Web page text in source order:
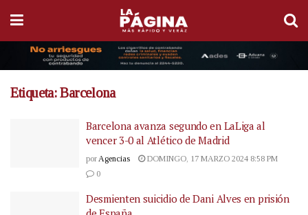
Etiqueta:Barcelona
Barcelona avanza segundo en LaLiga al
vencer 3-0 al Atlético de Madrid
por Agencias
DOMINGO, 17 MARZO 2024 8:58 PM
0
Desmienten suicidio de Dani Alves en prisión